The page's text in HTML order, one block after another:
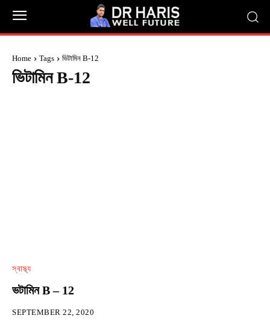
Home Tags ভিটামিন B-12
ভিটামিন B-12
স্বাস্থ্য
ভটামিন B – 12
SEPTEMBER 22, 2020